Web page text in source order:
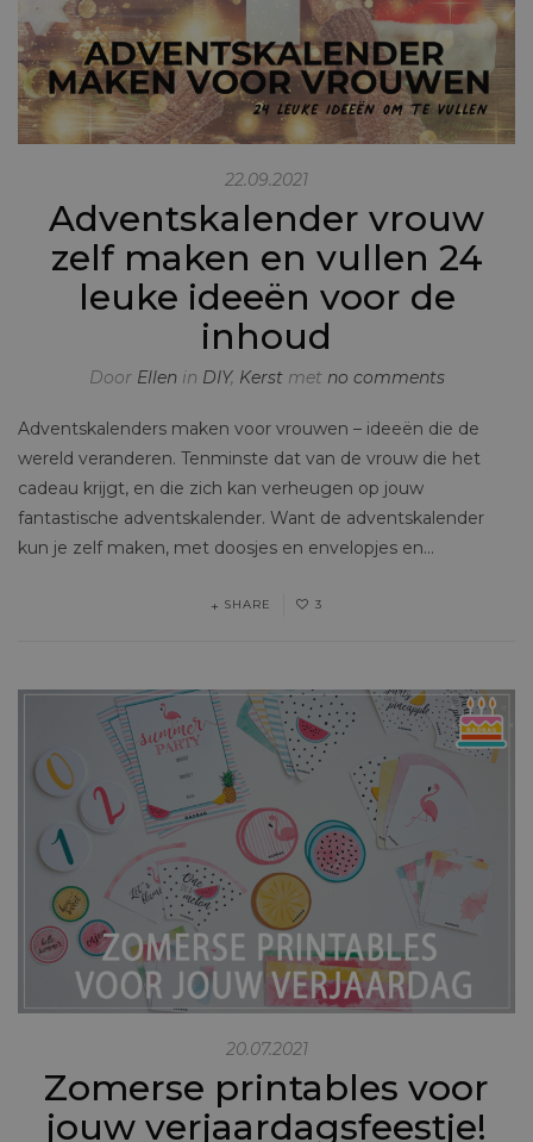
22.09.2021
Adventskalender vrouw
zelf maken en vullen 24
leuke ideeën voor de
inhoud
Door Ellenin DIY, Kerstmet no comments
Adventskalenders maken voor vrouwen – ideeën die de
wereld veranderen. Tenminste dat van de vrouw die het
cadeau krijgt, en die zich kan verheugen op jouw
fantastische adventskalender. Want de adventskalender
kun je zelf maken, met doosjes en envelopjes en…
SHARE 3
20.07.2021
Zomerse printables voor
jouw verjaardagsfeestje!